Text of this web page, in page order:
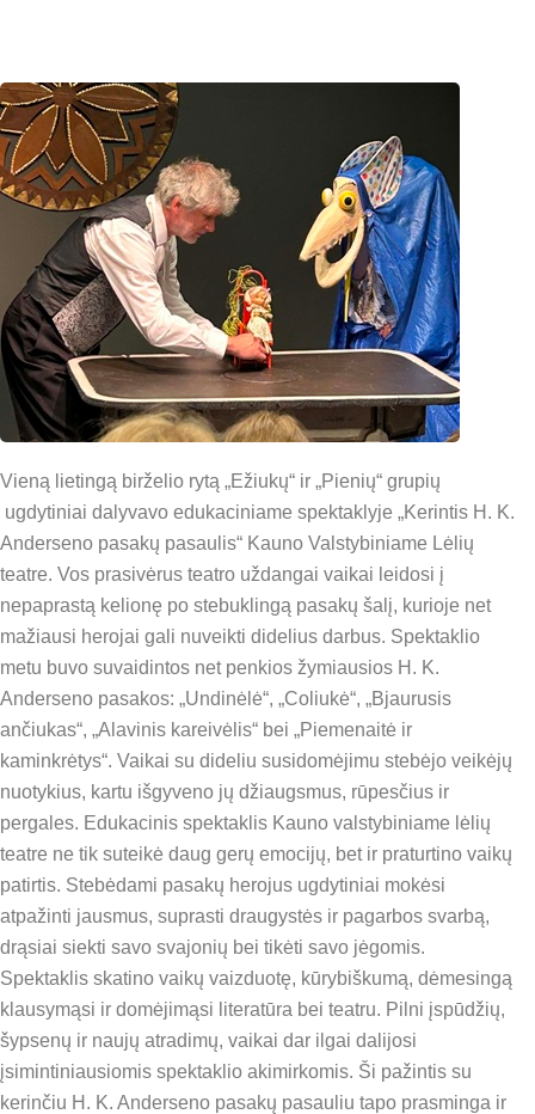
Vieną lietingą birželio rytą „Ežiukų“ ir „Pienių“ grupių
ugdytiniai dalyvavo edukaciniame spektaklyje „Kerintis H. K.
Anderseno pasakų pasaulis“ Kauno Valstybiniame Lėlių
teatre. Vos prasivėrus teatro uždangai vaikai leidosi į
nepaprastą kelionę po stebuklingą pasakų šalį, kurioje net
mažiausi herojai gali nuveikti didelius darbus. Spektaklio
metu buvo suvaidintos net penkios žymiausios H. K.
Anderseno pasakos: „Undinėlė“, „Coliukė“, „Bjaurusis
ančiukas“, „Alavinis kareivėlis“ bei „Piemenaitė ir
kaminkrėtys“. Vaikai su dideliu susidomėjimu stebėjo veikėjų
nuotykius, kartu išgyveno jų džiaugsmus, rūpesčius ir
pergales. Edukacinis spektaklis Kauno valstybiniame lėlių
teatre ne tik suteikė daug gerų emocijų, bet ir praturtino vaikų
patirtis. Stebėdami pasakų herojus ugdytiniai mokėsi
atpažinti jausmus, suprasti draugystės ir pagarbos svarbą,
drąsiai siekti savo svajonių bei tikėti savo jėgomis.
Spektaklis skatino vaikų vaizduotę, kūrybiškumą, dėmesingą
klausymąsi ir domėjimąsi literatūra bei teatru. Pilni įspūdžių,
šypsenų ir naujų atradimų, vaikai dar ilgai dalijosi
įsimintiniausiomis spektaklio akimirkomis. Ši pažintis su
kerinčiu H. K. Anderseno pasakų pasauliu tapo prasminga ir